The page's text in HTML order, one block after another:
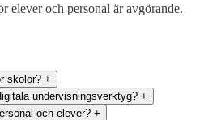
elever och personal är avgörande.
skolor? +
undervisningsverktyg? +
och elever? +